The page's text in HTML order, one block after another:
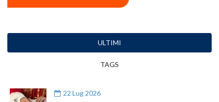
ULTIMI
TAGS
22 Lug 2026